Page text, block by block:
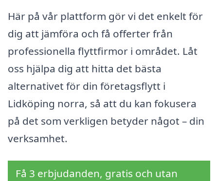
Här på vår plattform gör vi det enkelt för
dig att jämföra och få offerter från
professionella flyttfirmor i området. Låt
oss hjälpa dig att hitta det bästa
alternativet för din företagsflytt i
Lidköping norra, så att du kan fokusera
på det som verkligen betyder något – din
verksamhet.
Få 3 erbjudanden, gratis och utan